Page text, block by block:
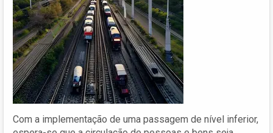
Com a implementação de uma passagem de nível inferior,